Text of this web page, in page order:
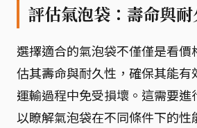
評估氣泡袋：壽命與
選擇適合的氣泡袋不僅僅是看價
估其壽命與耐久性，確保其能有
運輸過程中免受損壞。這需要進
以瞭解氣泡袋在不同條件下的性